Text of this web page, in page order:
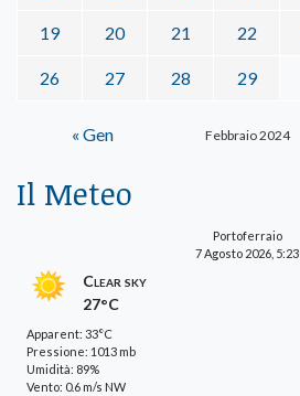
Febbraio 2024
19 20 21 22
26 27 28 29
« Gen
Il Meteo
Portoferraio
7 Agosto 2026, 5:23
Clear sky
27°C
Apparent: 33°C
Pressione: 1013 mb
Umidità: 89%
Vento: 0.6 m/s NW